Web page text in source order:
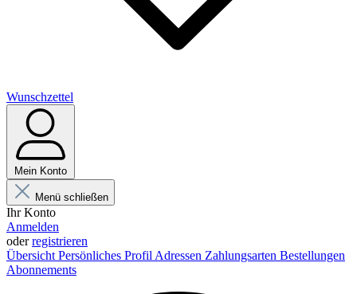
Wunschzettel
Mein Konto
Menü schließen
Ihr Konto
Anmelden
oderregistrieren
Übersicht Persönliches Profil Adressen Zahlungsarten Bestellungen
Abonnements